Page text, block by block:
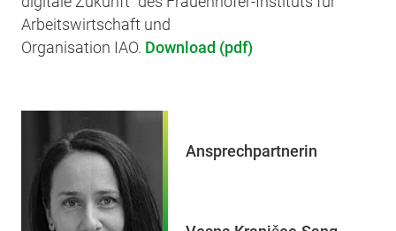
Arbeitswirtschaft und
Organisation IAO. Download (pdf)
Ansprechpartnerin